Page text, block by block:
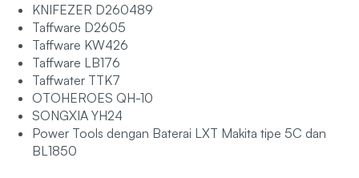
KNIFEZER D260489
Taffware D2605
Taffware KW426
Taffware LB176
Taffwater TTK7
OTOHEROES QH-10
SONGXIA YH24
Power Tools dengan Baterai LXT Makita tipe 5C dan
BL1850